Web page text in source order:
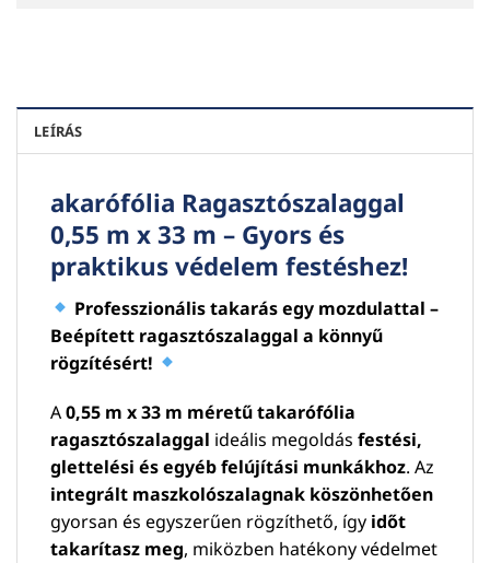
LEÍRÁS
akarófólia Ragasztószalaggal
0,55 m x 33 m – Gyors és
praktikus védelem festéshez!
Professzionális takarás egy mozdulattal –
Beépített ragasztószalaggal a könnyű
rögzítésért!
A0,55 m x 33 m méretű takarófólia
ragasztószalaggal ideális megoldás festési,
glettelési és egyéb felújítási munkákhoz. Az
integrált maszkolószalagnak köszönhetően
gyorsan és egyszerűen rögzíthető, így időt
takarítasz meg, miközben hatékony védelmet